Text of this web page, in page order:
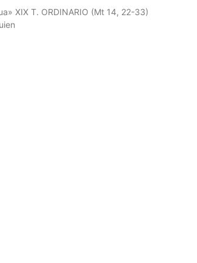
XIX T. ORDINARIO (Mt 14, 22-33)